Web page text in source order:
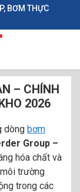
BƠM THỰC
– CHÍNH
2026
dòng bơm
Group –
hóa chất và
trường
trong các